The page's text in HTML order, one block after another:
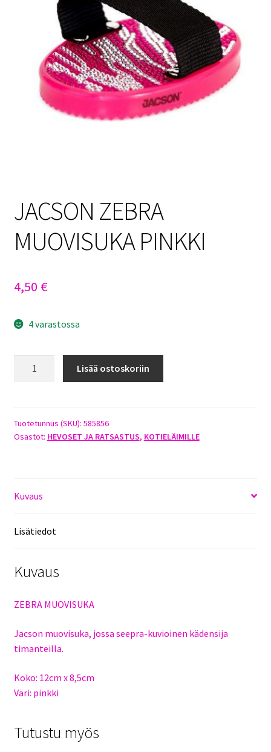
Tietosuojaseloste
Toimitusehdot
JACSON ZEBRA
MUOVISUKA PINKKI
4,50 €
4 varastossa
määrä
Lisää ostoskoriin
Tuotetunnus (SKU): 585856
Osastot: HEVOSET JA RATSASTUS, KOTIELÄIMILLE
Kuvaus
Lisätiedot
Kuvaus
ZEBRA MUOVISUKA
Jacson muovisuka, jossa seepra-kuvioinen kädensija
timanteilla.
Koko: 12cm x 8,5cm
Väri: pinkki
Tutustu myös